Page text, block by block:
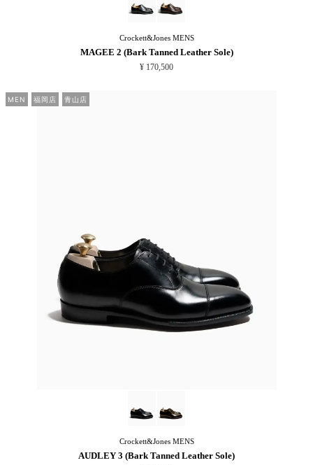
Crockett&JonesMENS
MAGEE 2 (Bark Tanned Leather Sole)
¥ 170,500
MEN 福岡店 青山店
Crockett&JonesMENS
AUDLEY 3 (Bark Tanned Leather Sole)